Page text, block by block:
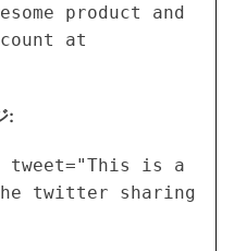
product and
at
:
tweet="This is a
twitter sharing